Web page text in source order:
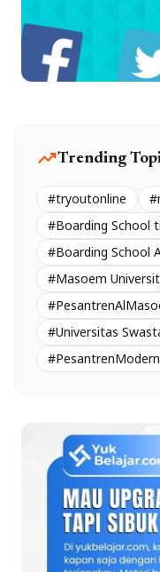
trending_upTrending
#tryoutonline
#Boarding School
#Boarding School
#Masoem
#Universitas